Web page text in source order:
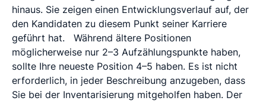
hinaus. Sie zeigen einen Entwicklungsverlauf auf, der
den Kandidaten zu diesem Punkt seiner Karriere
geführt hat.
Während ältere Positionen
möglicherweise nur 2–3 Aufzählungspunkte haben,
sollte Ihre neueste Position 4–5 haben. Es ist nicht
erforderlich, in jeder Beschreibung anzugeben, dass
Sie bei der Inventarisierung mitgeholfen haben. Der